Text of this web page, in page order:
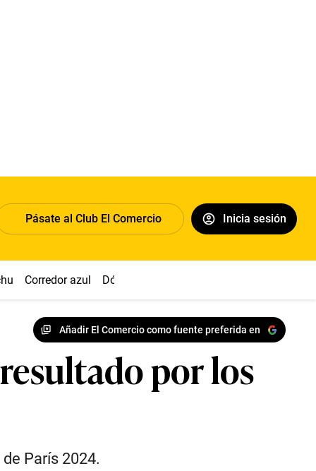
Pásate al Club El Comercio Inicia sesión
Corredor azul Dólar
Añadir El Comercio como fuente preferida en
por los
París 2024.